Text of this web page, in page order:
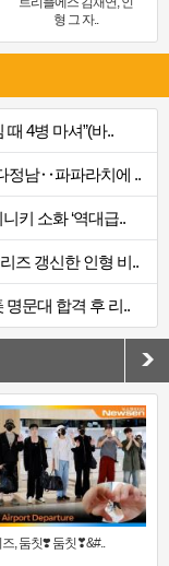
형 그 자..
4병 마셔”(바..
정남‥파파라치에 ..
키 소화 ‘역대급..
즈 갱신한 인형 비..
문대 합격 후 리..
, 둠칫❣️ 둠칫❣&#..